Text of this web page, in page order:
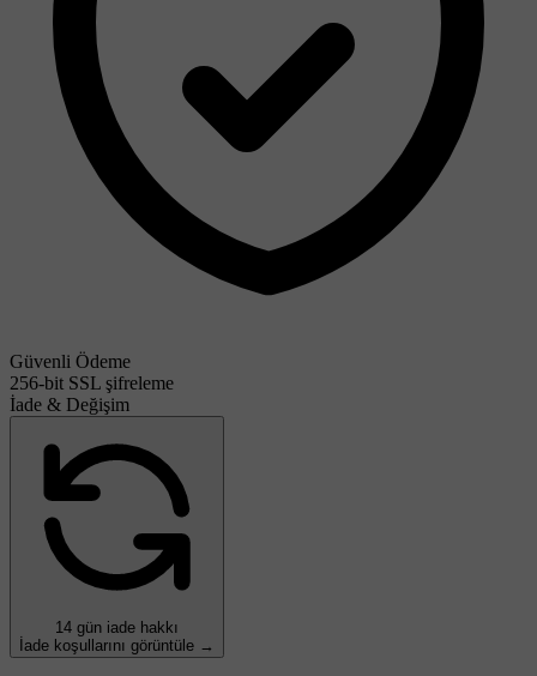
Güvenli Ödeme
256-bit SSL şifreleme
İade & Değişim
14 gün iade hakkı
İade koşullarını görüntüle →